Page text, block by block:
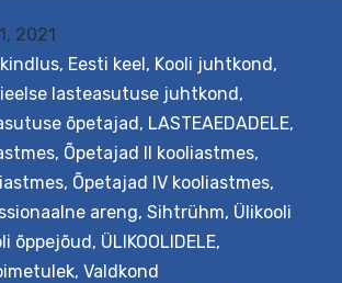
2021
, Eesti keel, Kooli juhtkond,
lasteasutuse juhtkond,
õpetajad, LASTEAEDADELE,
, Õpetajad II kooliastmes,
, Õpetajad IV kooliastmes,
areng, Sihtrühm, Ülikooli
õppejõud, ÜLIKOOLIDELE,
, Valdkond